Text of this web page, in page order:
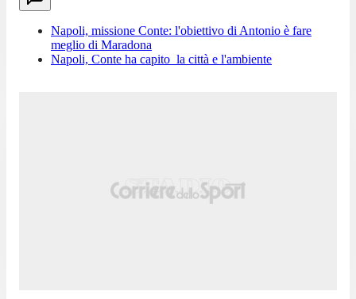
Napoli, missione Conte: l'obiettivo di Antonio è fare
meglio di Maradona
Napoli, Conte ha capito la città e l'ambiente